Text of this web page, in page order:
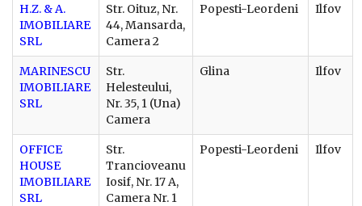
H.Z. & A.
IMOBILIARE
SRL
Str. Oituz, Nr.
44, Mansarda,
Camera 2
Popesti-Leordeni Ilfov
MARINESCU
IMOBILIARE
SRL
Str.
Helesteului,
Nr. 35, 1 (Una)
Camera
Glina Ilfov
OFFICE
HOUSE
IMOBILIARE
SRL
Str.
Trancioveanu
Iosif, Nr. 17 A,
Camera Nr. 1
Popesti-Leordeni Ilfov